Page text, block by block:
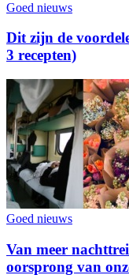
Goed nieuws
Dit zijn de
3 recepten)
Goed nieuws
Van meer
oorsprong van